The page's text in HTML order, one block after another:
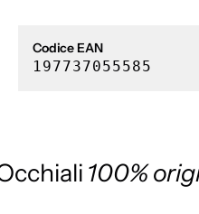
Codice EAN
197737055585
100%